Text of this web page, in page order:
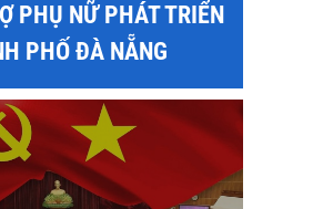
PHỤ NỮ PHÁT TRIỂN
PHỐ ĐÀ NẴNG